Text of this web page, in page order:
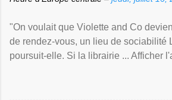
"On voulait que Violette and Co
de rendez-vous, un lieu de sociabilité
poursuit-elle. Si la librairie ... Afficher